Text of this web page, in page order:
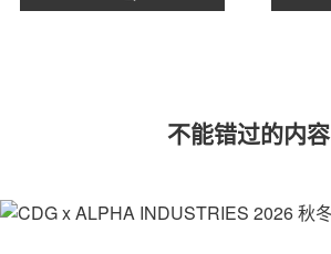
不能错过的内容